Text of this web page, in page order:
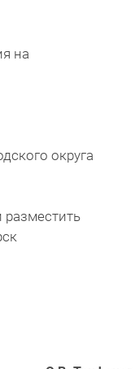
на
округа
разместить